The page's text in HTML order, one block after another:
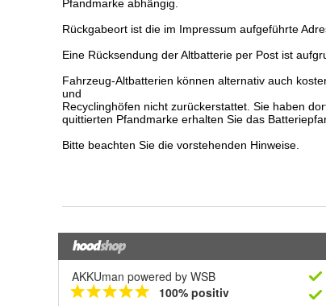
AKKUman powered by WSB
100% positiv